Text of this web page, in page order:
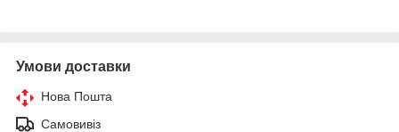
Умови доставки
Нова Пошта
Самовивіз